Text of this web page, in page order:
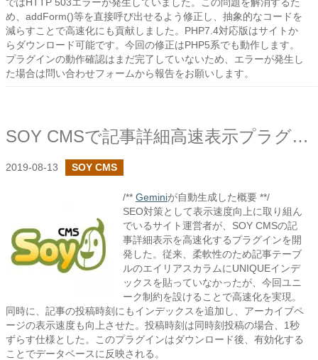
め、addForm()等を直接呼び出せるよう修正し、抽象的なコードを
減らすことで高速化にも貢献しました。PHP7.4対応版はサイトか
らダウンロード可能です。今回の修正はPHP5系でも動作します。
プラグインの動作確認はまだ完了していないため、エラーが発生し
た場合は問い合わせフォームから報告をお願いします。
SOY CMSで記事詳細高速表示プラグインを作成しました
2019-08-13 SOY CMS
/** Geminiが自動生成した概要 **/
SEO対策として表示速度向上に取り組ん
でいるサイト運営者が、SOY CMSの記
事詳細表示を高速化するプラグインを開
発した。従来、柔軟性のため記事テーブ
ルのエイリアスカラムにUNIQUEインデ
ックスを貼っていなかったが、今回ユニ
ーク制約を設けることで高速化を実現。
同時に、記事の投稿時刻にもインデックスを追加し、アーカイブペ
ージの表示速度も向上させた。投稿時刻は同時刻投稿の場合、1秒
ずらす仕様とした。このプラグインはダウンロード後、有効化する
ことでデータベースに反映される。